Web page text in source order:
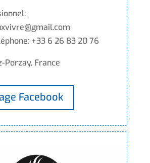
+33 6 26 83 20 76
Porzay, France
Facebook